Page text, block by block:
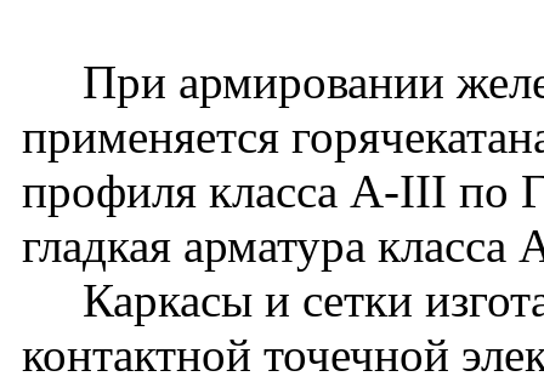
При армировании
применяется
профиля класса A-III по
гладкая арматура
Каркасы и сетки
контактной точечной